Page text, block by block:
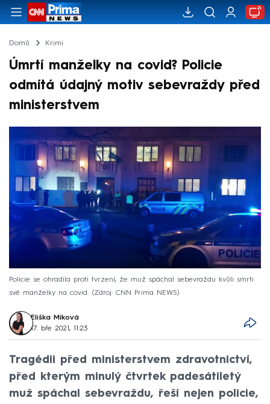
Domů Krimi
Úmrtí manželky na covid? Policie
odmítá údajný motiv sebevraždy před
ministerstvem
Policie se ohradila proti tvrzení, že muž spáchal sebevraždu kvůli smrti
své manželky na covid.
Zdroj: CNN Prima NEWS
Eliška Míková
17. bře 2021, 11:23
Tragédii před ministerstvem zdravotnictví,
před kterým minulý čtvrtek padesátiletý
muž spáchal sebevraždu, řeší nejen policie,